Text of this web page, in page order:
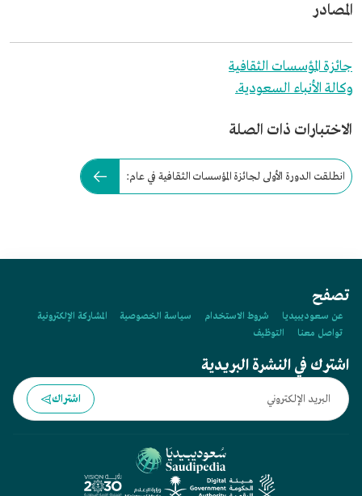
المصادر
جائزة المؤسسات الثقافية
وكالة الأنباء السعودية.
الاختبارات ذات الصلة
انطلقت الدورة الأولى لجائزة المؤسسات الثقافية في عام:
تصفح
عن سعوديبيديا شروط الاستخدام سياسة الخصوصية
المشاركة الإلكترونية
تواصل معنا
التوظيف
اشترك في النشرة البريدية
اشتراك